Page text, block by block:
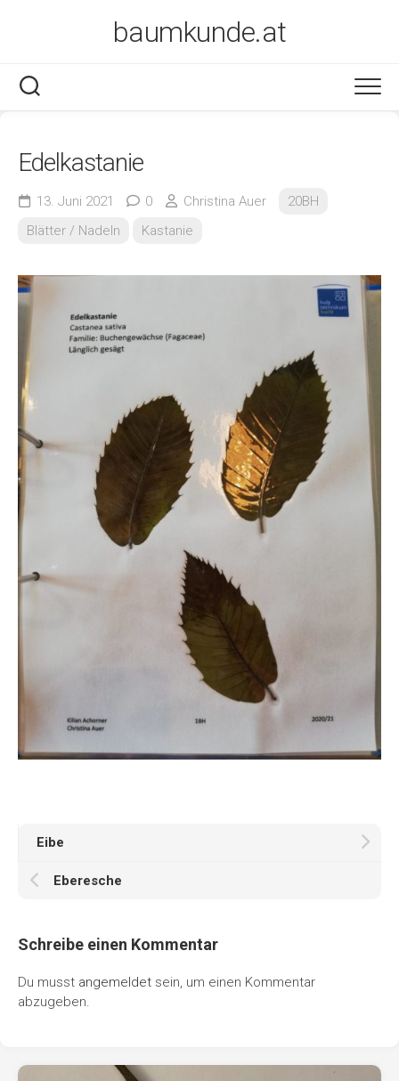
baumkunde.at
Edelkastanie
13. Juni 2021 0 Christina Auer
20BH
Blätter / Nadeln
Kastanie
Eibe
Eberesche
Schreibe einen Kommentar
Du musst angemeldet sein, um einen Kommentar
abzugeben.